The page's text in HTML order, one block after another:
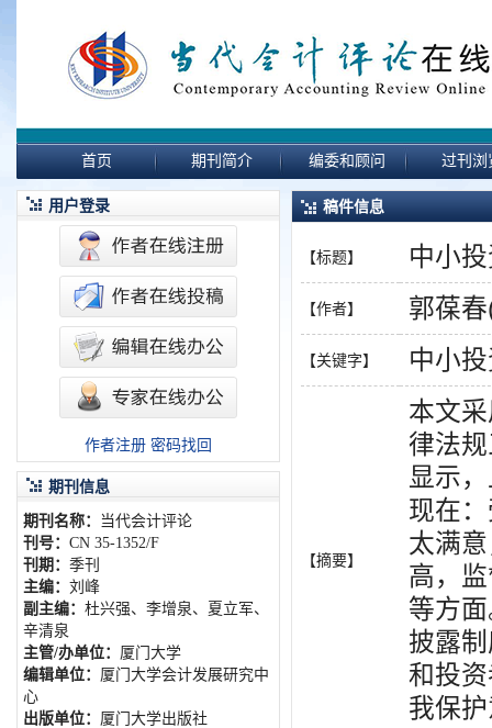
首页 期刊简介 编委和顾问 过刊浏
用户登录
作者注册 密码找回
期刊信息
期刊名称：
当代会计评论
刊号： CN 35-1352/F
刊期： 季刊
主编： 刘峰
副主编： 杜兴强、李增泉、夏立军、
辛清泉
主管/办单位： 厦门大学
编辑单位： 厦门大学会计发展研究中
心
出版单位： 厦门大学出版社
稿件信息
【标题】 中小
【作者】 郭葆
【关键字】 中小
【摘要】
本文
律法
显示
现在
太满
高，
等方
披露
和投
我保